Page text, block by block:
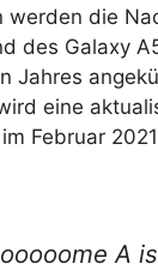
werden die
des Galaxy
Jahres
eine
Februar
A